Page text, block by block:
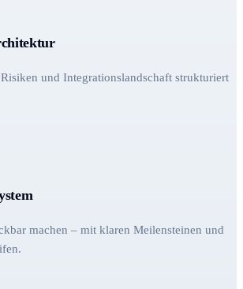
Risiken und Integrationslandschaft strukturiert
machen – mit klaren Meilensteinen und